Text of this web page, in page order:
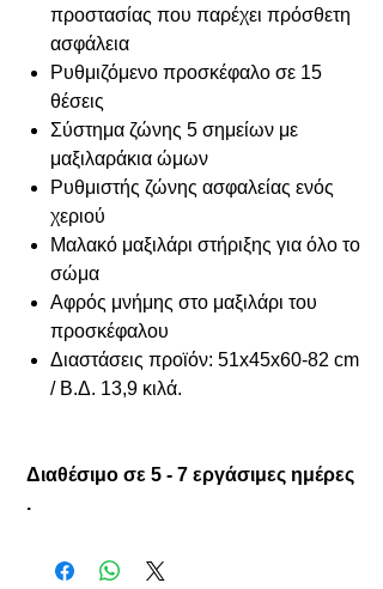
προστασίας που παρέχει πρόσθετη
ασφάλεια
Ρυθμιζόμενο προσκέφαλο σε 15
θέσεις
Σύστημα ζώνης 5 σημείων με
μαξιλαράκια ώμων
Ρυθμιστής ζώνης ασφαλείας ενός
χεριού
Μαλακό μαξιλάρι στήριξης για όλο το
σώμα
Αφρός μνήμης στο μαξιλάρι του
προσκέφαλου
Διαστάσεις προϊόν: 51x45x60-82 cm
/ Β.Δ. 13,9 κιλά.
Διαθέσιμο σε 5 - 7 εργάσιμες ημέρες
.